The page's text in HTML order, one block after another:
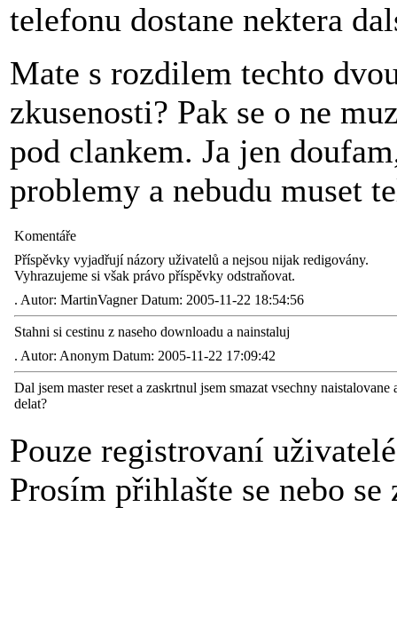
telefonu dostane nektera
Mate s rozdilem techto
zkusenosti? Pak se o ne
pod clankem. Ja jen
problemy a nebudu muset
Komentáře
Příspěvky vyjadřují názory uživatelů a nejsou nijak redigovány.
Vyhrazujeme si však právo příspěvky odstraňovat.
. Autor: MartinVagner Datum: 2005-11-22 18:54:56
Stahni si cestinu z naseho downloadu a nainstaluj
. Autor: Anonym Datum: 2005-11-22 17:09:42
Dal jsem master reset a zaskrtnul jsem smazat vsechny
delat?
Pouze registrovaní
Prosím přihlašte se nebo